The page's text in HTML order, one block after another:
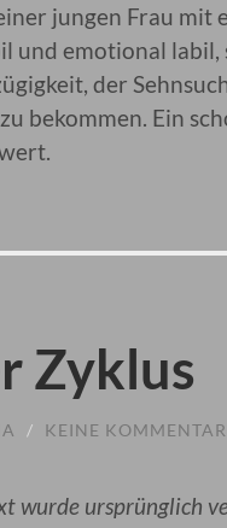
jungen Frau mit
und emotional
der
bekommen. Ein
Zyklus
/ KEINE
wurde ursprünglich